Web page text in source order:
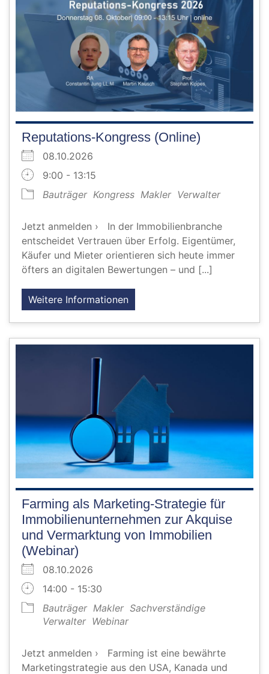
Reputations-Kongress (Online)
08.10.2026
9:00 - 13:15
Bauträger Kongress Makler Verwalter
Jetzt anmelden › In der Immobilienbranche
entscheidet Vertrauen über Erfolg. Eigentümer,
Käufer und Mieter orientieren sich heute immer
öfters an digitalen Bewertungen – und [...]
Weitere Informationen
Farming als Marketing-Strategie für
Immobilienunternehmen zur Akquise
und Vermarktung von Immobilien
(Webinar)
08.10.2026
14:00 - 15:30
Bauträger Makler Sachverständige
Verwalter Webinar
Jetzt anmelden › Farming ist eine bewährte
Marketingstrategie aus den USA, Kanada und